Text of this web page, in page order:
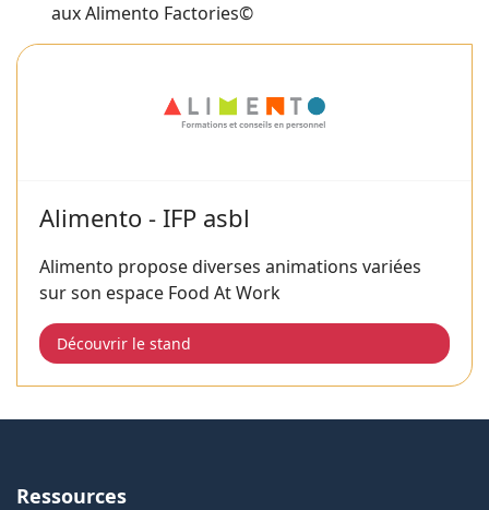
aux Alimento Factories©
Alimento - IFP asbl
Alimento propose diverses animations variées
sur son espace Food At Work
Découvrir le stand
Ressources